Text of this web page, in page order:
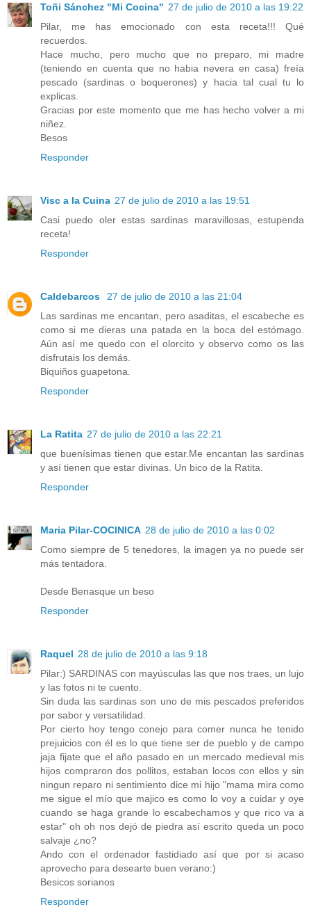
Toñi Sánchez "Mi Cocina" 27 de julio de 2010 a las 19:22
Pilar, me has emocionado con esta receta!!! Qué
recuerdos.
Hace mucho, pero mucho que no preparo, mi madre
(teniendo en cuenta que no habia nevera en casa) freía
pescado (sardinas o boquerones) y hacia tal cual tu lo
explicas.
Gracias por este momento que me has hecho volver a mi
niñez.
Besos
Responder
Visc a la Cuina 27 de julio de 2010 a las 19:51
Casi puedo oler estas sardinas maravillosas, estupenda
receta!
Responder
Caldebarcos
27 de julio de 2010 a las 21:04
Las sardinas me encantan, pero asaditas, el escabeche es
como si me dieras una patada en la boca del estómago.
Aún así me quedo con el olorcito y observo como os las
disfrutais los demás.
Biquiños guapetona.
Responder
La Ratita 27 de julio de 2010 a las 22:21
que buenísimas tienen que estar.Me encantan las sardinas
y así tienen que estar divinas. Un bico de la Ratita.
Responder
Maria Pilar-COCINICA 28 de julio de 2010 a las 0:02
Como siempre de 5 tenedores, la imagen ya no puede ser
más tentadora.
Desde Benasque un beso
Responder
Raquel 28 de julio de 2010 a las 9:18
Pilar:) SARDINAS con mayúsculas las que nos traes, un lujo
y las fotos ni te cuento.
Sin duda las sardinas son uno de mis pescados preferidos
por sabor y versatilidad.
Por cierto hoy tengo conejo para comer nunca he tenido
prejuicios con él es lo que tiene ser de pueblo y de campo
jaja fijate que el año pasado en un mercado medieval mis
hijos compraron dos pollitos, estaban locos con ellos y sin
ningun reparo ni sentimiento dice mi hijo "mama mira como
me sigue el mío que majico es como lo voy a cuidar y oye
cuando se haga grande lo escabechamos y que rico va a
estar" oh oh nos dejó de piedra así escrito queda un poco
salvaje ¿no?
Ando con el ordenador fastidiado así que por si acaso
aprovecho para desearte buen verano:)
Besicos sorianos
Responder